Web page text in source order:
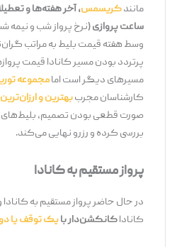
کریسمس، آخر هفته‌ها و تعطیلات
ساعت پروازی(نرخ پرواز شب و نیمه شب
وسط هفته قیمت بلیط به مراتب گران‌تر
پرتردد بودن مسیر کانادا قیمت پروازهای
مسیرهای دیگر است امامجموعه توربین
کارشناسان مجرببهترین و ارزان‌ترین نرخ
صورت قطعی بودن تصمیم، بلیط‌های کنسلی
بررسی کرده و رزرو نهایی می‌کند.
پرواز مستقیم به کانادا
در حال حاضر پرواز مستقیم به کانادا وجود
کانکشن‌دار بایک توقف یا دو